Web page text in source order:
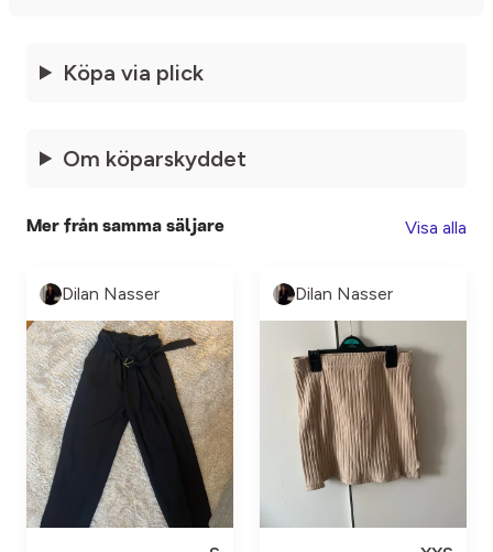
Köpa via plick
Om köparskyddet
Mer från samma säljare Visa alla
Dilan Nasser Dilan Nasser